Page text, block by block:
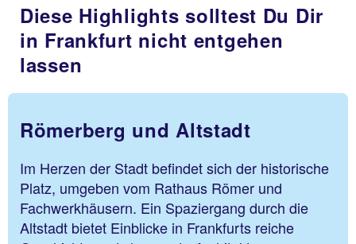
Diese Highlights solltest Du Dir
in Frankfurt nicht entgehen
lassen
Römerberg und Altstadt
Im Herzen der Stadt befindet sich der historische
Platz, umgeben vom Rathaus Römer und
Fachwerkhäusern. Ein Spaziergang durch die
Altstadt bietet Einblicke in Frankfurts reiche